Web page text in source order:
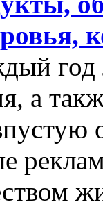
а